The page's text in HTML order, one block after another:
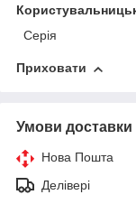
Серія
Приховати
Умови доставки
Нова Пошта
Делівері